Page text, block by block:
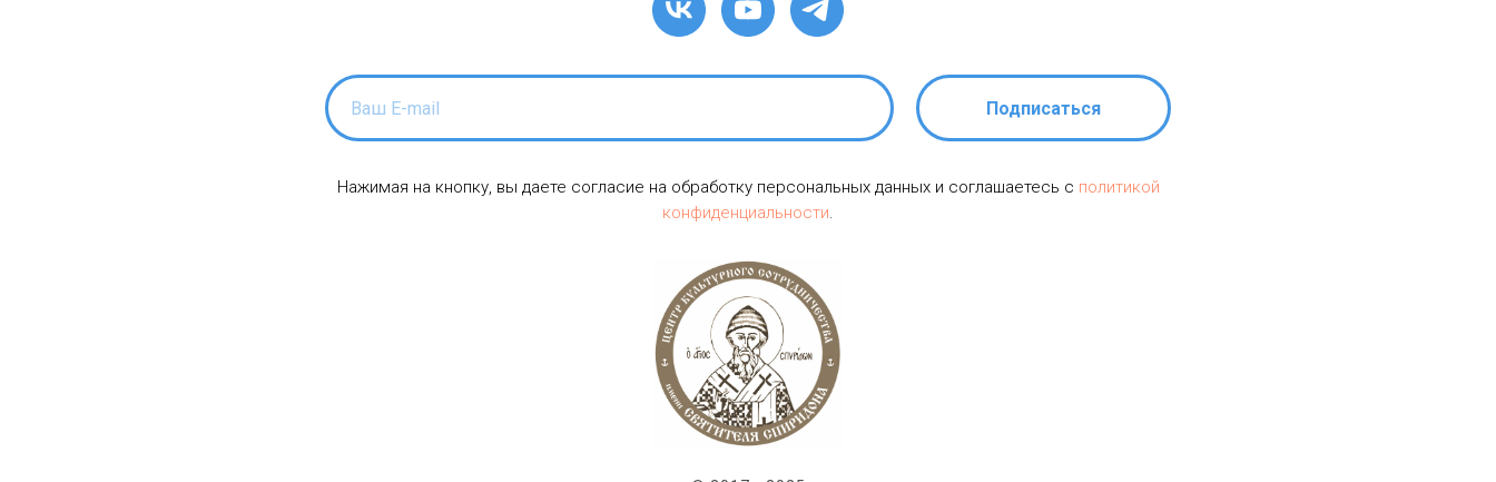
Подписаться
Нажимая на кнопку, вы даете согласие на обработку персональных данных и соглашаетесь c политикой
конфиденциальности.